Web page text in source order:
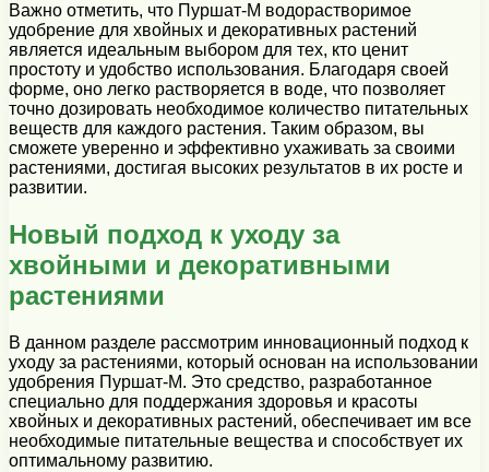
Важно отметить, что Пуршат-М водорастворимое
удобрение для хвойных и декоративных растений
является идеальным выбором для тех, кто ценит
простоту и удобство использования. Благодаря своей
форме, оно легко растворяется в воде, что позволяет
точно дозировать необходимое количество питательных
веществ для каждого растения. Таким образом, вы
сможете уверенно и эффективно ухаживать за своими
растениями, достигая высоких результатов в их росте и
развитии.
Новый подход к уходу за
хвойными и декоративными
растениями
В данном разделе рассмотрим инновационный подход к
уходу за растениями, который основан на использовании
удобрения Пуршат-М. Это средство, разработанное
специально для поддержания здоровья и красоты
хвойных и декоративных растений, обеспечивает им все
необходимые питательные вещества и способствует их
оптимальному развитию.